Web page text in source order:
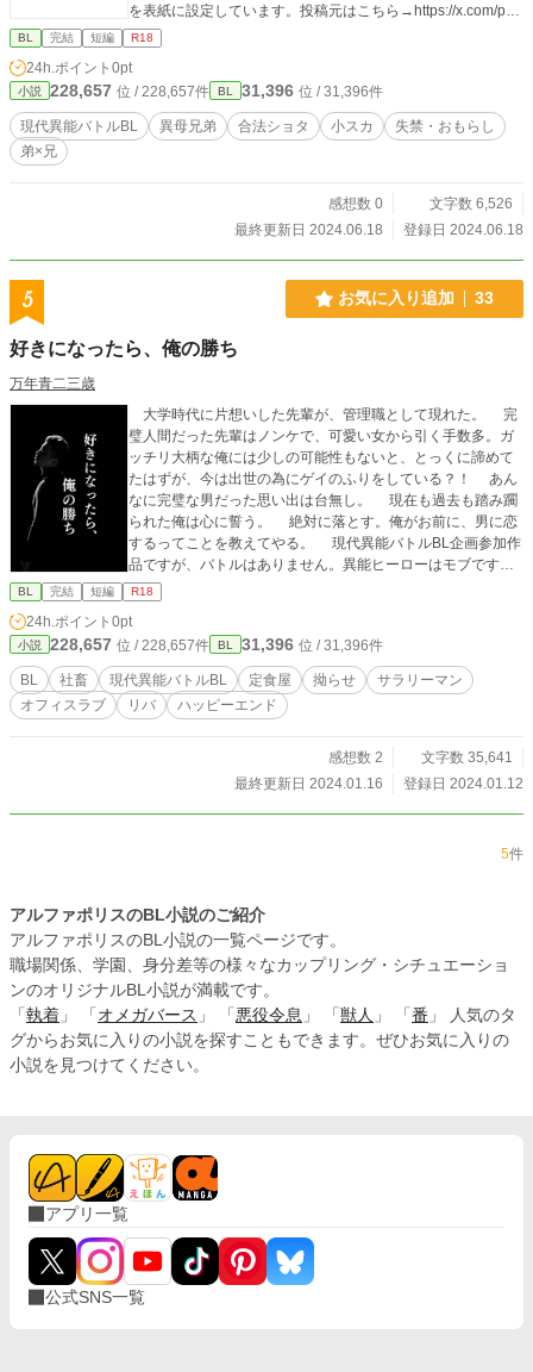
を表紙に設定しています。投稿元はこちら→https://x.com/po
memura_/status/1794349773484683343 ※現代異能バトルB
L企画(https://battlebl.oikawa-novel.com/)の共通設定を利用し
ています。
BL 完結 短編 R18
24h.ポイント 0pt
小説 228,657 位 / 228,657件 BL 31,396 位 / 31,396件
現代異能バトルBL 異母兄弟 合法ショタ 小スカ
失禁・おもらし
弟×兄
感想数 0
文字数 6,526
最終更新日 2024.06.18
登録日 2024.06.18
5 お気に入り追加 33
好きになったら、俺の勝ち
万年青二三歳
大学時代に片想いした先輩が、管理職として現れた。 完
璧人間だった先輩はノンケで、可愛い女から引く手数多。ガ
ッチリ大柄な俺には少しの可能性もないと、とっくに諦めて
たはずが、今は出世の為にゲイのふりをしている？！ あん
なに完璧な男だった思い出は台無し。 現在も過去も踏み躙
られた俺は心に誓う。 絶対に落とす。俺がお前に、男に恋
するってことを教えてやる。 現代異能バトルBL企画参加作
品ですが、バトルはありません。異能ヒーローはモブです。
地雷要素がある方は下記ご参照ください。↓詳細ネタバレ回
避したい方はここでストップしてください。 リバです。
両者クズです。 酒で潰します。 想いを伝える前にセック
スします。 プレッシャーを与えてセックスの同意を取りま
す。 目隠しプレイあります。 実況言葉責めします。
洗浄シーンがあります。 痛みはありませんが、苦しくなる
ほど焦らされます。 潮吹きします。 鏡プレイします。
す。 同意なしに生中出しします。
BL 完結 短編 R18
24h.ポイント 0pt
小説 228,657 位 / 228,657件 BL 31,396 位 / 31,396件
BL 社畜 現代異能バトルBL 定食屋 拗らせ
サラリーマン
オフィスラブ
リバ ハッピーエンド
感想数 2
文字数 35,641
最終更新日 2024.01.16
登録日 2024.01.12
5件
アルファポリスのBL小説のご紹介
アルファポリスのBL小説の一覧ページです。
職場関係、学園、身分差等の様々なカップリング・シチュエーショ
ンのオリジナルBL小説が満載です。
「 執着 」 「 オメガバース 」 「 悪役令息 」 「 獣人 」 「 番 」 人気のタ
グからお気に入りの小説を探すこともできます。ぜひお気に入りの
小説を見つけてください。
アプリ一覧
公式SNS一覧